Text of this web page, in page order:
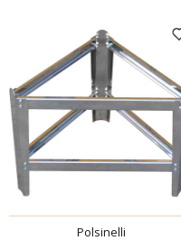
Polsinelli